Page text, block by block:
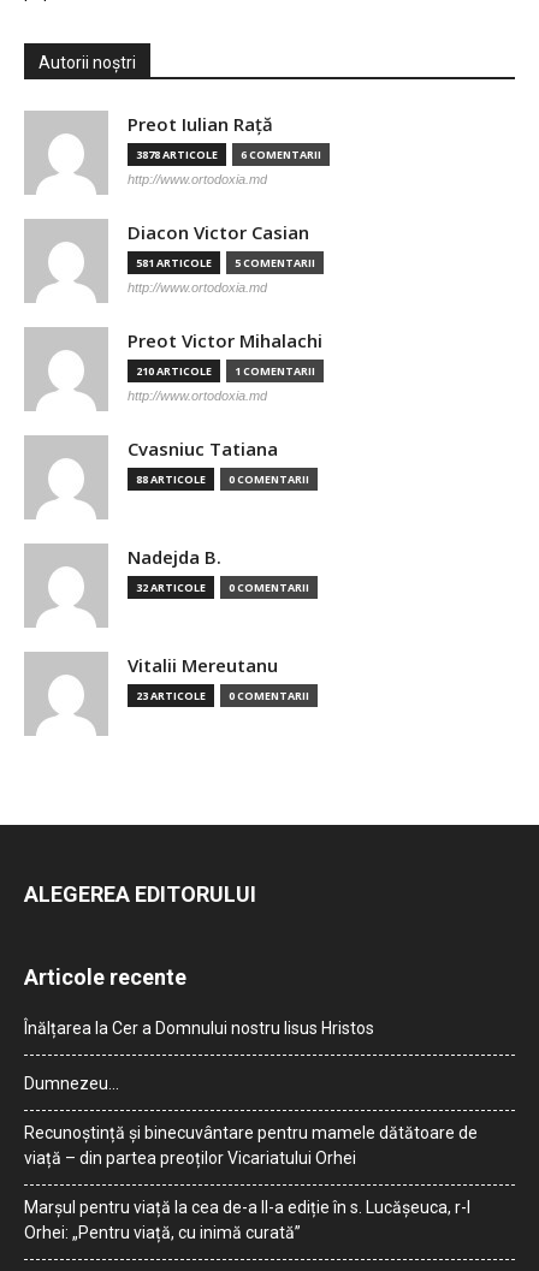
Autorii noștri
Preot Iulian Raţă
3878 ARTICOLE 6 COMENTARII
http://www.ortodoxia.md
Diacon Victor Casian
581 ARTICOLE 5 COMENTARII
http://www.ortodoxia.md
Preot Victor Mihalachi
210 ARTICOLE 1 COMENTARII
http://www.ortodoxia.md
Cvasniuc Tatiana
88 ARTICOLE 0 COMENTARII
Nadejda B.
32 ARTICOLE 0 COMENTARII
Vitalii Mereutanu
23 ARTICOLE 0 COMENTARII
ALEGEREA EDITORULUI
Articole recente
Înălțarea la Cer a Domnului nostru Iisus Hristos
Dumnezeu…
Recunoștință și binecuvântare pentru mamele dătătoare de
viață – din partea preoților Vicariatului Orhei
Marșul pentru viață la cea de-a II-a ediție în s. Lucășeuca, r-l
Orhei: „Pentru viață, cu inimă curată”